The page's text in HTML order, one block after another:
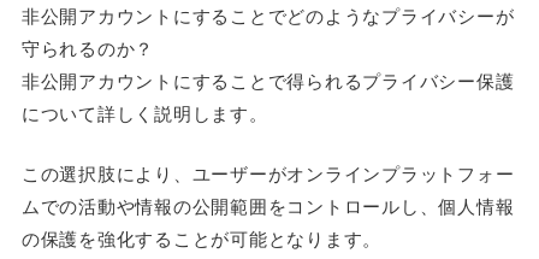
非公開アカウントにすることでどのようなプライバシーが
守られるのか？
非公開アカウントにすることで得られるプライバシー保護
について詳しく説明します。
この選択肢により、ユーザーがオンラインプラットフォー
ムでの活動や情報の公開範囲をコントロールし、個人情報
の保護を強化することが可能となります。